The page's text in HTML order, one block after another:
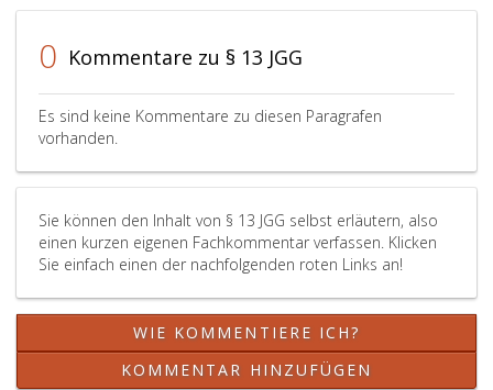
begründen.
Ausspruch
über
Strafe
260,
Absatz
eins,
Ziffer
3,
StPO).
0 Kommentare zu § 13 JGG
Es sind keine Kommentare zu diesen Paragrafen
vorhanden.
Sie können den Inhalt von § 13 JGG selbst erläutern, also
einen kurzen eigenen Fachkommentar verfassen. Klicken
Sie einfach einen der nachfolgenden roten Links an!
WIE KOMMENTIERE ICH?
KOMMENTAR HINZUFÜGEN